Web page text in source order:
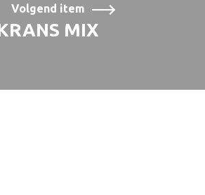
Volgend item
MIX